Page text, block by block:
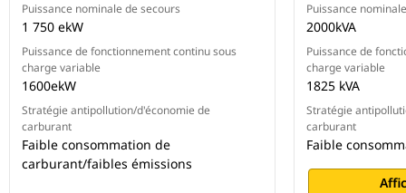
Puissance nominale de secours
1 750 ekW
Puissance de fonctionnement continu sous
charge variable
1600ekW
Stratégie antipollution/d'économie de
carburant
Faible consommation de
carburant/faibles émissions
Puissance
2000kVA
Puissance de
charge variable
1825 kVA
Stratégie
carburant
Faible